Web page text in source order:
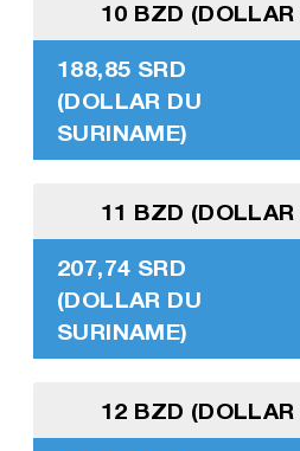
10 BZD
188,85 SRD
(DOLLAR DU
SURINAME)
11 BZD
207,74 SRD
(DOLLAR DU
SURINAME)
12 BZD